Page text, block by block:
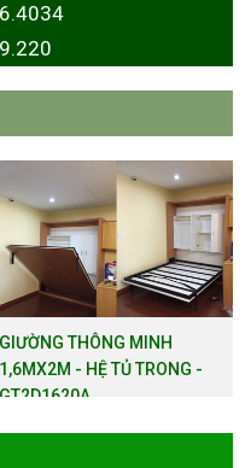
GIƯỜNG THÔNG MINH
1,6MX2M - HỆ TỦ TRONG -
GT2D1620A